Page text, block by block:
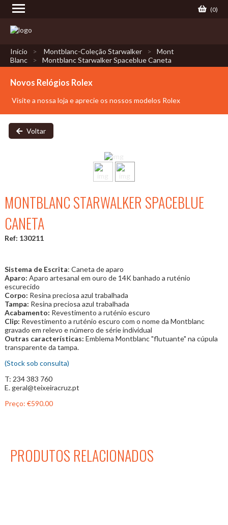
(0)
Início Montblanc-Coleção Starwalker
Mont
Blanc
Montblanc Starwalker Spaceblue Caneta
Novos Relógios Rolex
Visite a nossa loja e aprecie os nossos modelos Rolex
Voltar
MONTBLANC STARWALKER SPACEBLUE
CANETA
Ref: 130211
Sistema de Escrita: Caneta de aparo
Aparo: Aparo artesanal em ouro de 14Kbanhado a ruténio
escurecido
Corpo: Resina preciosa azul trabalhada
Tampa: Resina preciosa azul trabalhada
Acabamento: Revestimento a ruténio escuro
Clip: Revestimento a ruténio escuro com o nome da Montblanc
gravado em relevo e número de série individual
Outras características: Emblema Montblanc "flutuante" na cúpula
transparente da tampa.
(Stock sob consulta)
T: 234 383 760
E. geral@teixeiracruz.pt
Preço: €590.00
PRODUTOS RELACIONADOS